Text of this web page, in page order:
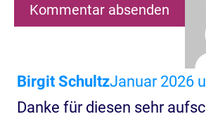
Kommentar absenden
Birgit SchultzJanuar 2026
Danke für diesen sehr